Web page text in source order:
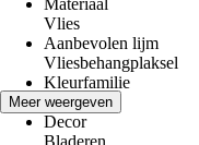
Materiaal
Vlies
Aanbevolen lijm
Vliesbehangplaksel
Kleurfamilie
Blauw
Decor
Bladeren
Meer weergeven